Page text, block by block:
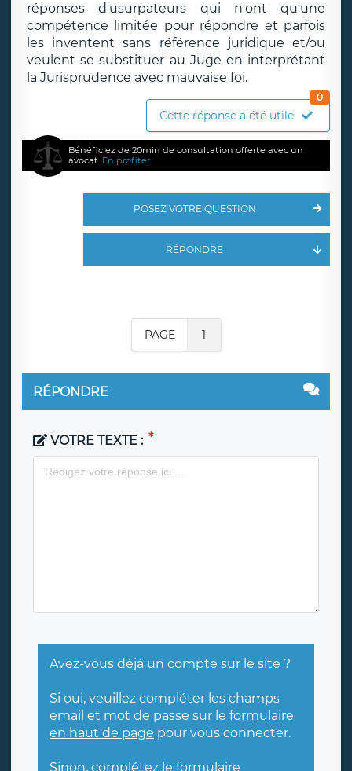
réponses d'usurpateurs qui n'ont qu'une
compétence limitée pour répondre et parfois
les inventent sans référence juridique et/ou
veulent se substituer au Juge en interprétant
la Jurisprudence avec mauvaise foi.
Cette réponse a été utile
0
Bénéficiez de 20min de consultation offerte avec un
avocat. En profiter
POSEZ VOTRE QUESTION
RÉPONDRE
PAGE 1
RÉPONDRE
VOTRE TEXTE :
Avez-vous déjà un compte sur le site ?
Si oui, veuillez compléter les champs
email et mot de passe sur le formulaire
en haut de page pour vous connecter.
Sinon, complétez le formulaire